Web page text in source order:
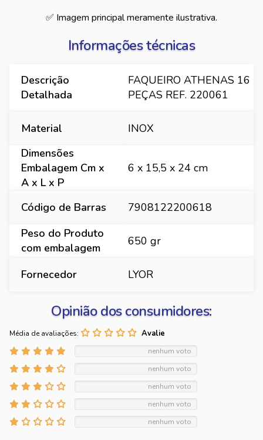
✅ Imagem principal meramente ilustrativa.
Informações técnicas
Descrição
Detalhada
FAQUEIRO ATHENAS 16
PEÇAS REF. 220061
Material
INOX
Dimensões
Embalagem Cm x
A x L x P
6 x 15,5 x 24 cm
Código de Barras
7908122200618
Peso do Produto
com embalagem
650 gr
Fornecedor LYOR
Opinião dos consumidores:
Média de avaliações:
nenhum voto
nenhum voto
nenhum voto
nenhum voto
nenhum voto